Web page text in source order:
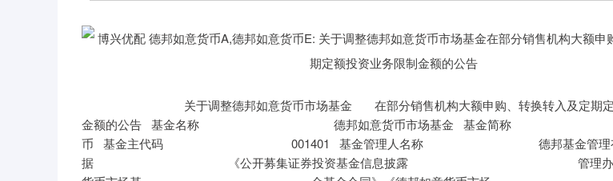
关于调整德邦如意货币市场基金 在部分销售机构大额申购、转换转入及定期定
金额的公告 基金名称 德邦如意货币市场基金 基金简称
币 基金主代码 001401 基金管理人名称 德邦基金管理有限
据 《公开募集证券投资基金信息披露 管理办法》《